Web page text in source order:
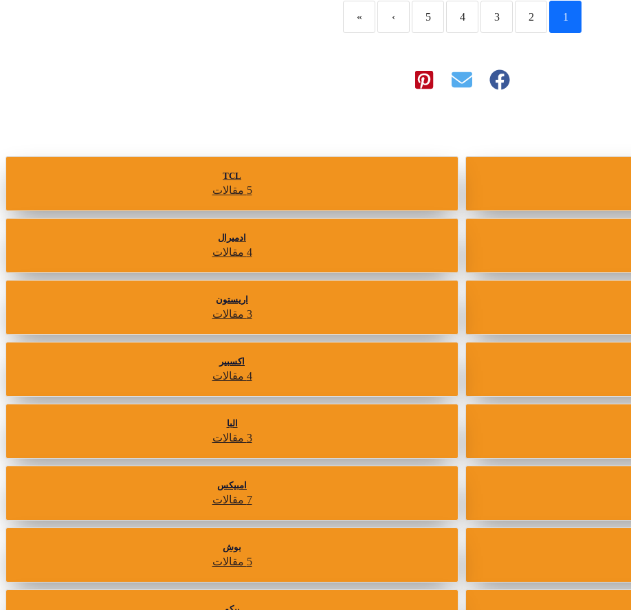
1
2
3
4
5
›
»
TCL
5 مقالات
ادميرال
4 مقالات
اريستون
3 مقالات
اكسبير
4 مقالات
البا
3 مقالات
امبيكس
7 مقالات
بوش
5 مقالات